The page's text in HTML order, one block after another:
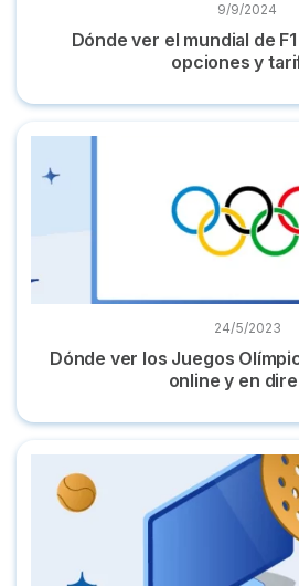
9/9/2024
Dónde ver el mundial de
opciones y
Dónde ver los Juegos Olímpicos
24/5/2023
Dónde ver los Juegos
online y en
Dónde ver el World Padel Tour en